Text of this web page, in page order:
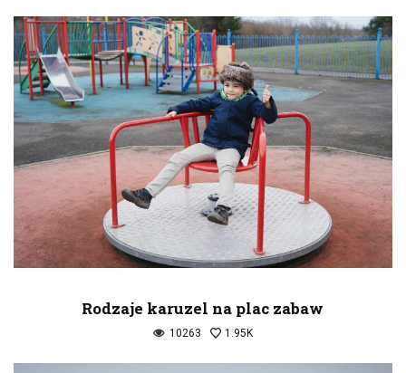
Rodzaje karuzel na plac zabaw
10263 1.95K